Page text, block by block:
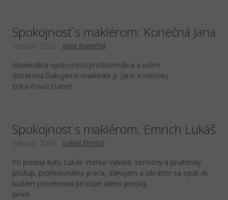
Spokojnosť s maklérom: Konečná Jana
Jana Konečná
február 2026
Maximálna spokojnosť.profesionálna a veľmi
ústretová.Ďakujeme maklérke p. Jane Konečnej.
Erika-Pavol Daniel
Spokojnosť s maklérom: Emrich Lukáš
Lukáš Emrich
február 2026
Pri predaji bytu Lukáš všetko vybavil, seriozny a priatelsky
prístup, profesionalna praca, ďakujem a obrátim sa opäť ak
budem potrebovať pri kúpe alebo predaji.
Janek